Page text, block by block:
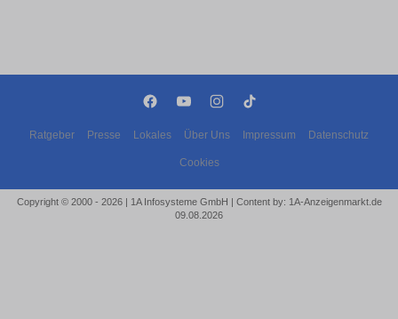
Ratgeber Presse Lokales Über Uns Impressum Datenschutz
Cookies
Copyright © 2000 - 2026 | 1A Infosysteme GmbH | Content by: 1A-Anzeigenmarkt.de
09.08.2026